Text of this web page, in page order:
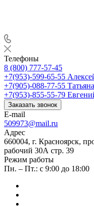
Телефоны
8 (800) 777-57-45
+7(953)-599-65-55
+7(905)-088-77-55 Татьяна
+7(953)-855-55-79
Заказать звонок
E-mail
509973@mail.ru
Адрес
660004, г. Красноярск,
рабочий 30А стр. 39
Режим работы
Пн. – Пт.: с 9:00 до 18:00